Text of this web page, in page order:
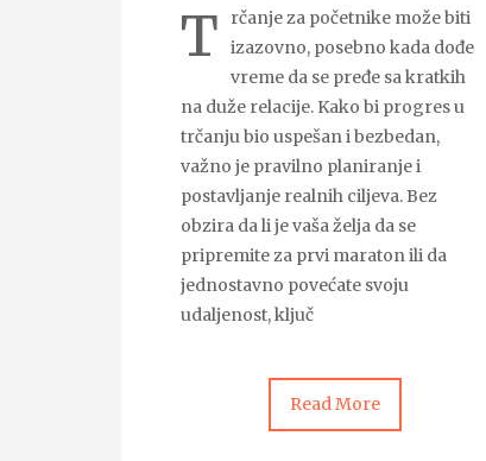
T
rčanje za početnike može biti
izazovno, posebno kada dođe
vreme da se pređe sa kratkih
na duže relacije. Kako bi progres u
trčanju bio uspešan i bezbedan,
važno je pravilno planiranje i
postavljanje realnih ciljeva. Bez
obzira da li je vaša želja da se
pripremite za prvi maraton ili da
jednostavno povećate svoju
udaljenost, ključ
Read More